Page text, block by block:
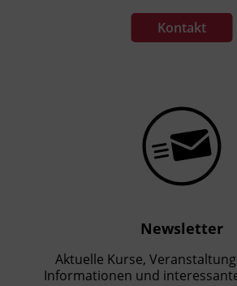
Kontakt
Newsletter
Aktuelle Kurse,
Informationen und